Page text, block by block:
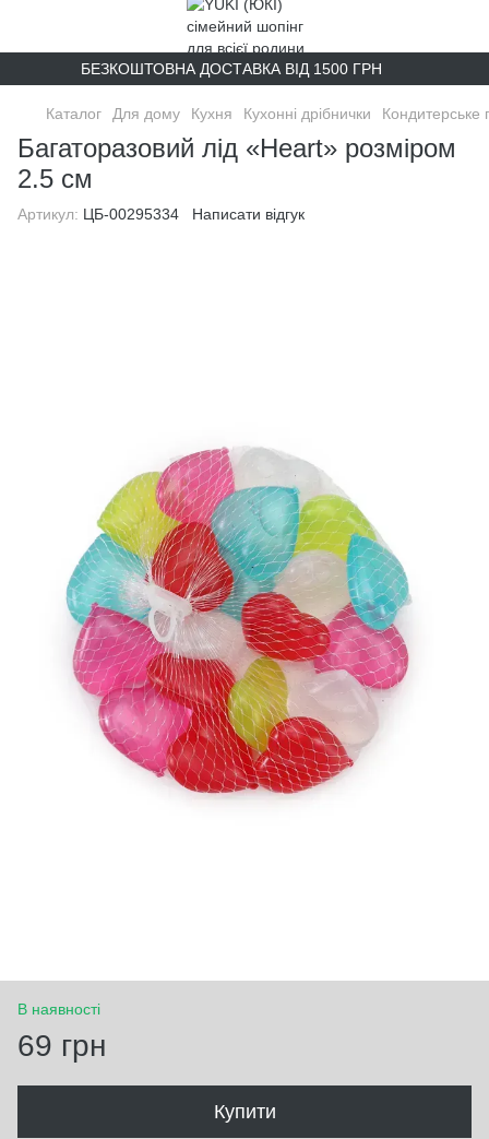
БЕЗКОШТОВНА ДОСТАВКА ВІД 1500 ГРН
Каталог Для дому Кухня Кухонні дрібнички Кондитерське
Багаторазовий лід «Heart» розміром
2.5 см
Артикул: ЦБ-00295334 Написати відгук
В наявності
69 грн
Купити